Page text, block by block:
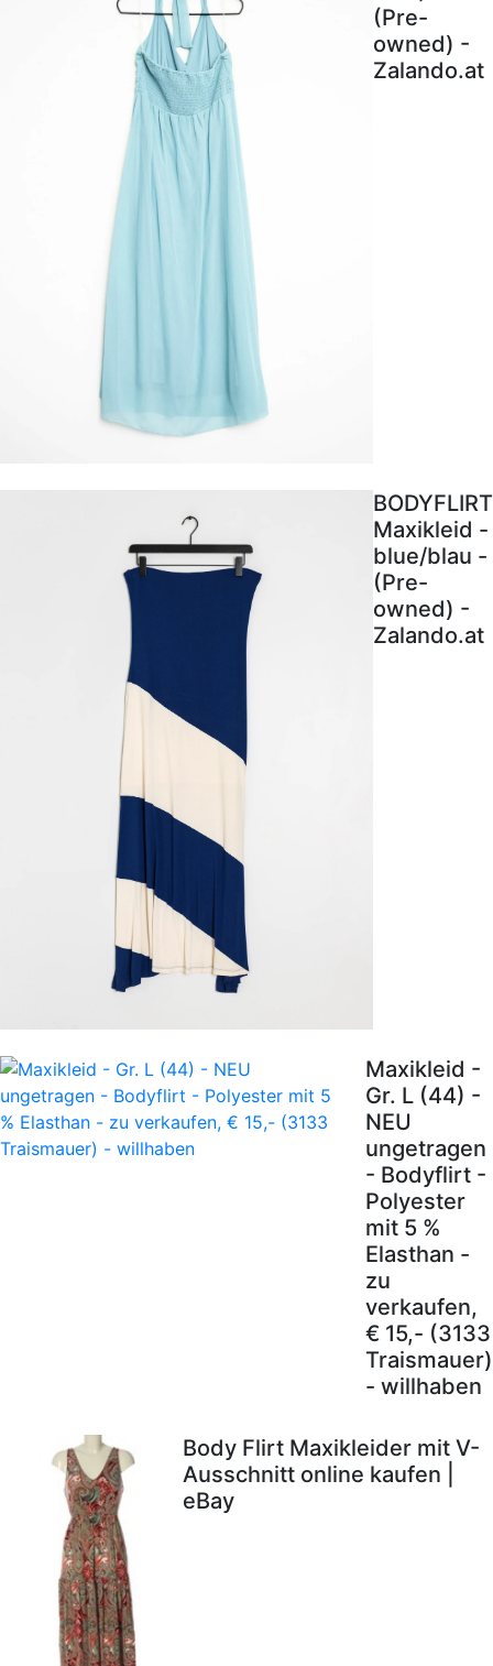
(Pre-
owned) -
Zalando.at
BODYFLIRT
Maxikleid -
blue/blau -
(Pre-
owned) -
Zalando.at
Maxikleid -
Gr. L (44) -
NEU
ungetragen
- Bodyflirt -
Polyester
mit 5 %
Elasthan -
zu
verkaufen,
€ 15,- (3133
Traismauer)
- willhaben
Body Flirt Maxikleider mit V-
Ausschnitt online kaufen |
eBay